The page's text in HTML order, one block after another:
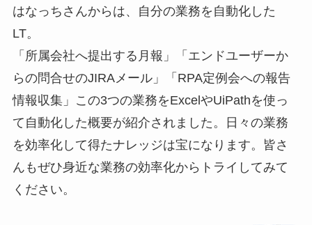
はなっちさんからは、自分の業務を自動化した
LT。
「所属会社へ提出する月報」「エンドユーザーか
らの問合せのJIRAメール」「RPA定例会への報告
情報収集」この3つの業務をExcelやUiPathを使っ
て自動化した概要が紹介されました。日々の業務
を効率化して得たナレッジは宝になります。皆さ
んもぜひ身近な業務の効率化からトライしてみて
ください。